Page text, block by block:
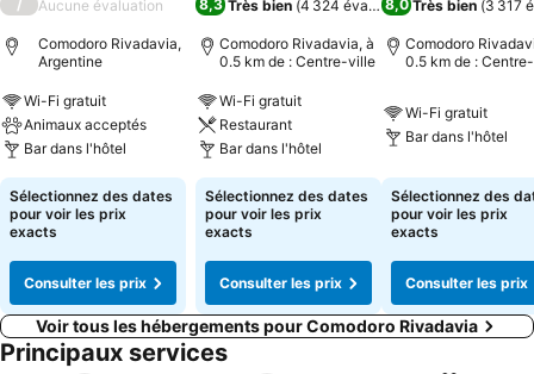
/ Aucune évaluation
Comodoro Rivadavia,
Argentine
Wi-Fi gratuit
Animaux acceptés
Bar dans l'hôtel
Sélectionnez des dates
pour voir les prix
exacts
Consulter les prix
8,3 Très bien (4 324 évaluations)
Comodoro Rivadavia, à
0.5 km de : Centre-ville
Wi-Fi gratuit
Restaurant
Bar dans l'hôtel
Sélectionnez des dates
pour voir les prix
exacts
Consulter les prix
8,0 Très bien (3 317
Comodoro
0.5 km de :
Wi-Fi gratuit
Bar dans l'hôtel
Sélectionnez des
pour voir les prix
exacts
Consulter les prix
Voir tous les hébergements pour Comodoro Rivadavia
Principaux services